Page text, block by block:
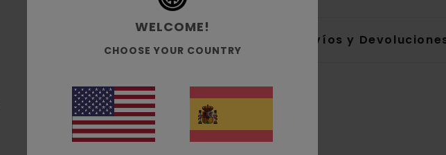
Envíos y
WELCOME!
CHOOSE YOUR COUNTRY